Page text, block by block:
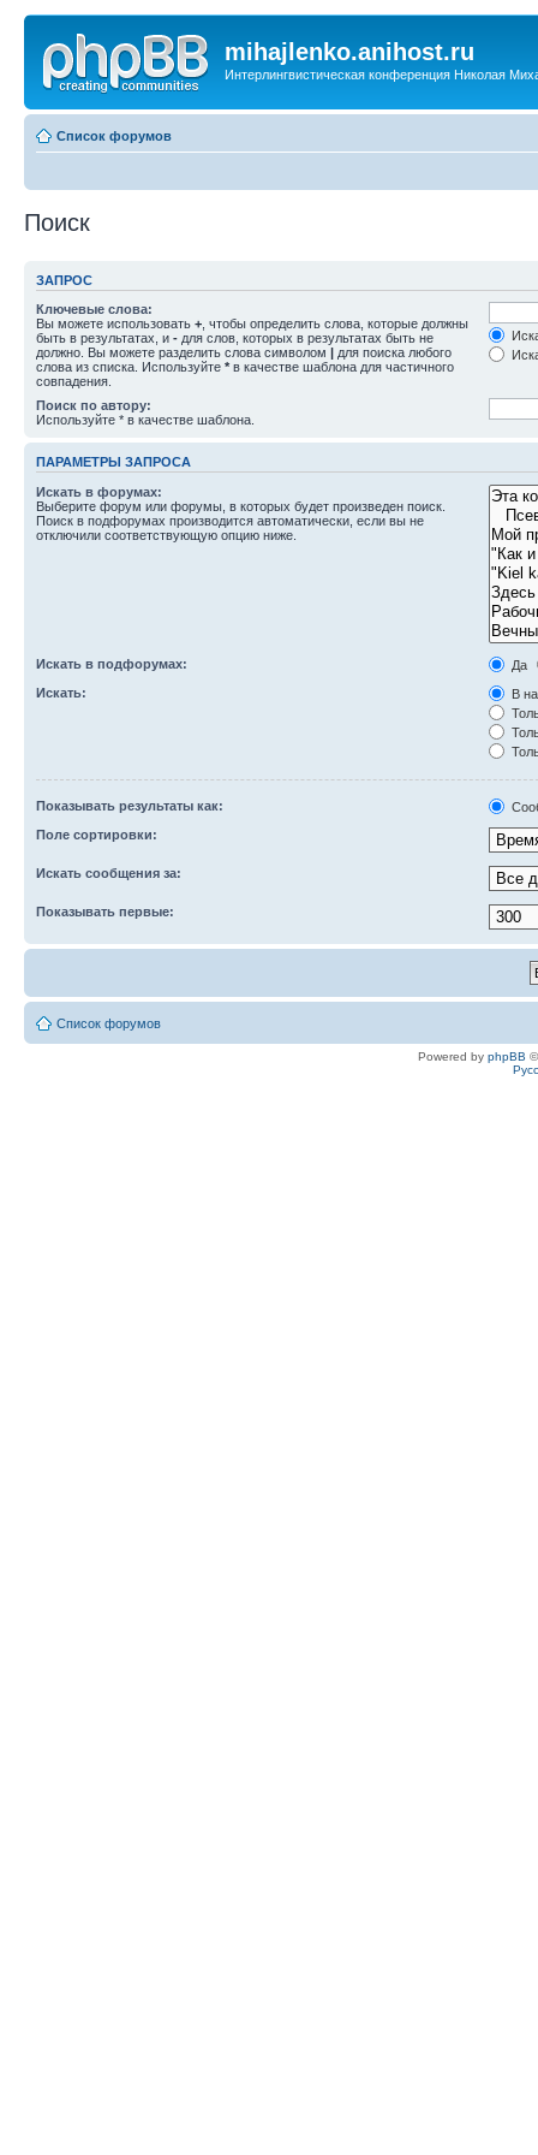
mihajlenko.anihost.ru
Интерлингвистическая конференция Николая
Список форумов
Поиск
ЗАПРОС
Ключевые слова:
Вы можете использовать + , чтобы определить слова, которые должны
быть в результатах, и - для слов, которых в результатах быть не
должно. Вы можете разделить слова символом | для поиска любого
слова из списка. Используйте * в качестве шаблона для частичного
совпадения.
Поиск по автору:
Используйте * в качестве шаблона.
ПАРАМЕТРЫ ЗАПРОСА
Искать в форумах:
Выберите форум или форумы, в которых будет произведен поиск.
Поиск в подфорумах производится автоматически, если вы не
отключили соответствующую опцию ниже.
Искать в подфорумах:
Да
Искать:
В
Показывать результаты как:
Поле сортировки:
Искать сообщения за:
Показывать первые:
Список форумов
Powered by phpBB